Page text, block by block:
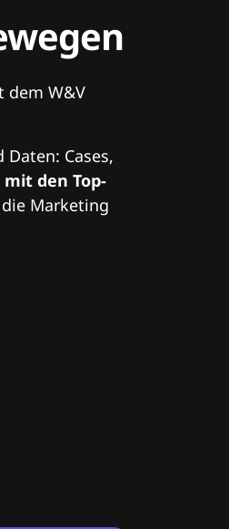
dem W&V
Cases,
den Top-
Marketing